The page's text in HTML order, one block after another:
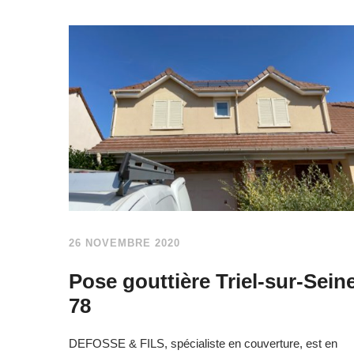
26 NOVEMBRE 2020
Pose gouttière Triel-sur-
78
DEFOSSE & FILS, spécialiste en couverture, est en